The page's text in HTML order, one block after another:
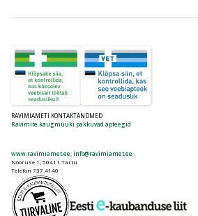
RAVIMIAMETI KONTAKTANDMED
Ravimite kaugmüüki pakkuvad apteegid
www.ravimiamet.ee info@ravimiamet.ee
Nooruse 1, 50411 Tartu
Telefon 737 4140